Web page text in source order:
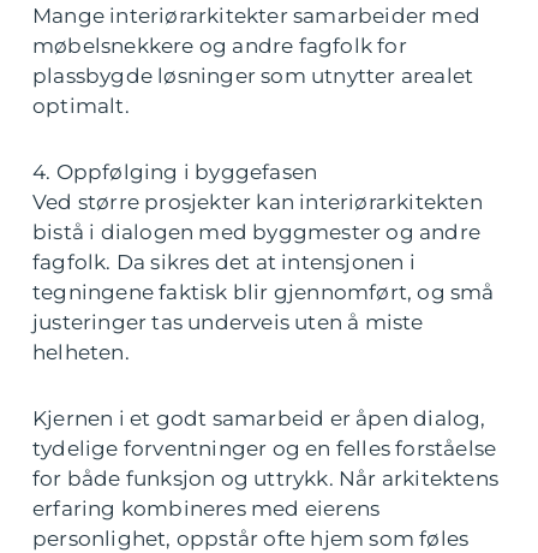
Mange interiørarkitekter samarbeider med
møbelsnekkere og andre fagfolk for
plassbygde løsninger som utnytter arealet
optimalt.
4. Oppfølging i byggefasen
Ved større prosjekter kan interiørarkitekten
bistå i dialogen med byggmester og andre
fagfolk. Da sikres det at intensjonen i
tegningene faktisk blir gjennomført, og små
justeringer tas underveis uten å miste
helheten.
Kjernen i et godt samarbeid er åpen dialog,
tydelige forventninger og en felles forståelse
for både funksjon og uttrykk. Når arkitektens
erfaring kombineres med eierens
personlighet, oppstår ofte hjem som føles